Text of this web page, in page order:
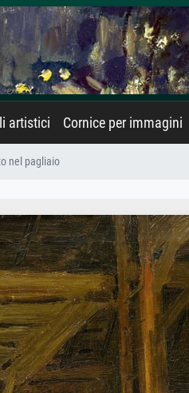
artistici Cornice per immagini
nel pagliaio